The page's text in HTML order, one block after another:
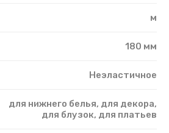
м
180 мм
Неэластичное
для нижнего белья, для декора,
для блузок, для платьев